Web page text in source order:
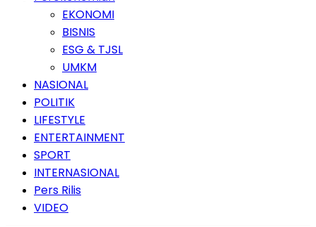
EKONOMI
BISNIS
ESG & TJSL
UMKM
NASIONAL
POLITIK
LIFESTYLE
ENTERTAINMENT
SPORT
INTERNASIONAL
Pers Rilis
VIDEO